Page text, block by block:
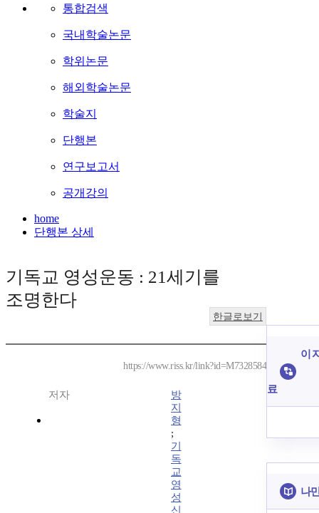
통합검색
국내학술논문
학위논문
해외학술논문
학술지
단행본
연구보고서
공개강의
home
단행본 상세
기독교 영성운동 : 21세기를
조명한다
한글로보기
https://www.riss.kr/link?id=M7328584
저자
방
지
형
;
기
독
교
영
성
신
이
료
나